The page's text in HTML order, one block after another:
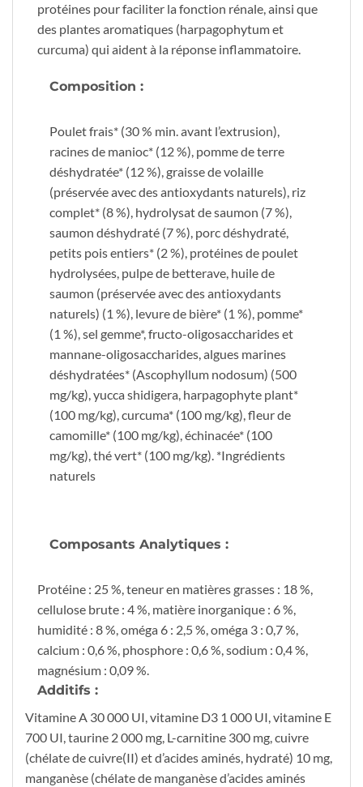
protéines pour faciliter la fonction rénale, ainsi que
des plantes aromatiques (harpagophytum et
curcuma) qui aident à la réponse inflammatoire.
Composition :
Poulet frais* (30 % min. avant l’extrusion),
racines de manioc* (12 %), pomme de terre
déshydratée* (12 %), graisse de volaille
(préservée avec des antioxydants naturels), riz
complet* (8 %), hydrolysat de saumon (7 %),
saumon déshydraté (7 %), porc déshydraté,
petits pois entiers* (2 %), protéines de poulet
hydrolysées, pulpe de betterave, huile de
saumon (préservée avec des antioxydants
naturels) (1 %), levure de bière* (1 %), pomme*
(1 %), sel gemme*, fructo-oligosaccharides et
mannane-oligosaccharides, algues marines
déshydratées* (Ascophyllum nodosum) (500
mg/kg), yucca shidigera, harpagophyte plant*
(100 mg/kg), curcuma* (100 mg/kg), fleur de
camomille* (100 mg/kg), échinacée* (100
mg/kg), thé vert* (100 mg/kg). *Ingrédients
naturels
Composants Analytiques :
Protéine : 25 %, teneur en matières grasses : 18 %,
cellulose brute : 4 %, matière inorganique : 6 %,
humidité : 8 %, oméga 6 : 2,5 %, oméga 3 : 0,7 %,
calcium : 0,6 %, phosphore : 0,6 %, sodium : 0,4 %,
magnésium : 0,09 %.
Additifs :
Vitamine A 30 000 UI, vitamine D3 1 000 UI, vitamine E
700 UI, taurine 2 000 mg, L-carnitine 300 mg, cuivre
(chélate de cuivre(II) et d’acides aminés, hydraté) 10 mg,
manganèse (chélate de manganèse d’acides aminés